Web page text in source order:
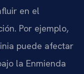
en el
Por ejemplo,
puede afectar
la Enmienda